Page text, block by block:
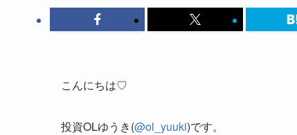
こんにちは♡
投資OLゆうき(@ol_yuuki)です。